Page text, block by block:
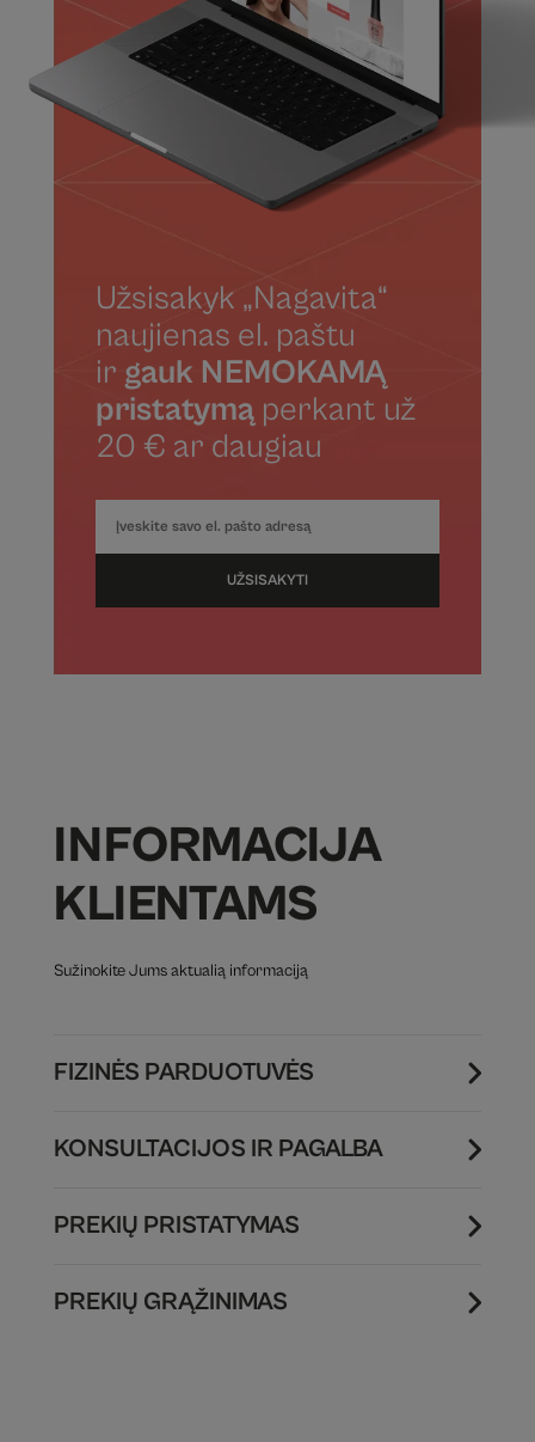
Užsisakyk „Nagavita“
naujienas el. paštu
ir gauk NEMOKAMĄ
pristatymąperkant už
20 € ar daugiau
UŽSISAKYTI
INFORMACIJA
KLIENTAMS
Sužinokite Jums aktualią informaciją
FIZINĖS PARDUOTUVĖS
KONSULTACIJOS IR PAGALBA
PREKIŲ PRISTATYMAS
PREKIŲ GRĄŽINIMAS